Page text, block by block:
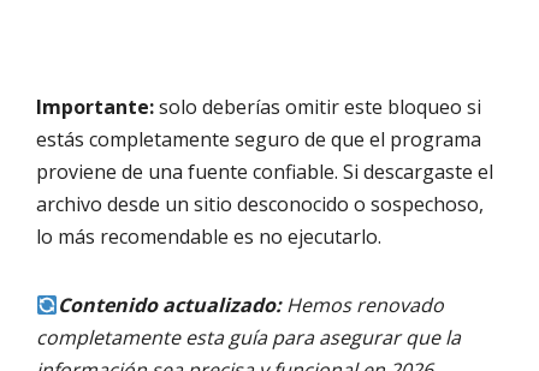
Importante:solo deberías omitir este bloqueo si
estás completamente seguro de que el programa
proviene de una fuente confiable. Si descargaste el
archivo desde un sitio desconocido o sospechoso,
lo más recomendable es no ejecutarlo.
Contenido actualizado:Hemos renovado
completamente esta guía para asegurar que la